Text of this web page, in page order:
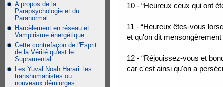
A propos de la
Parapsychologie et du
Paranormal
Harcèlement en réseau et
Vampirisme énergétique
Cette contrefaçon de l'Esprit
de la Vérité qu'est le
Supramental.
Les Yuval Noah Harari: les
transhumanistes ou
nouveaux démiurges
10 - “Heureux ceux qui ont
11 - “Heureux êtes-vous
et qu'on dit
12 - “Réjouissez-vous et
car c'est ainsi qu'on a